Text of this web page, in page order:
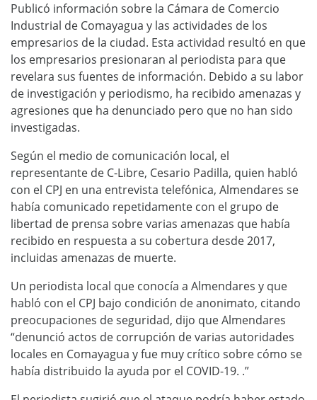
Publicó información sobre la Cámara de Comercio
Industrial de Comayagua y las actividades de los
empresarios de la ciudad. Esta actividad resultó en que
los empresarios presionaran al periodista para que
revelara sus fuentes de información. Debido a su labor
de investigación y periodismo, ha recibido amenazas y
agresiones que ha denunciado pero que no han sido
investigadas.
Según el medio de comunicación local, el
representante de C-Libre, Cesario Padilla, quien habló
con el CPJ en una entrevista telefónica, Almendares se
había comunicado repetidamente con el grupo de
libertad de prensa sobre varias amenazas que había
recibido en respuesta a su cobertura desde 2017,
incluidas amenazas de muerte.
Un periodista local que conocía a Almendares y que
habló con el CPJ bajo condición de anonimato, citando
preocupaciones de seguridad, dijo que Almendares
“denunció actos de corrupción de varias autoridades
locales en Comayagua y fue muy crítico sobre cómo se
había distribuido la ayuda por el COVID-19. .”